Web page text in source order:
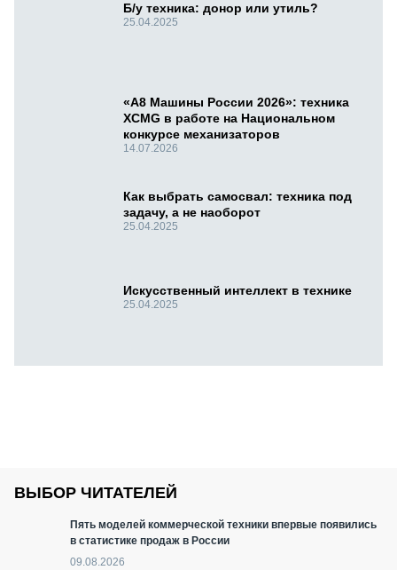
Б/у техника: донор или утиль?
25.04.2025
«А8 Машины России 2026»: техника
XCMG в работе на Национальном
конкурсе механизаторов
14.07.2026
Как выбрать самосвал: техника под
задачу, а не наоборот
25.04.2025
Искусственный интеллект в технике
25.04.2025
ВЫБОР ЧИТАТЕЛЕЙ
Пять моделей коммерческой техники впервые появились
в статистике продаж в России
09.08.2026